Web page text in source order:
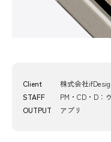
Client
株式会社
STAFF
PM・CD・D：
OUTPUT
アプリ